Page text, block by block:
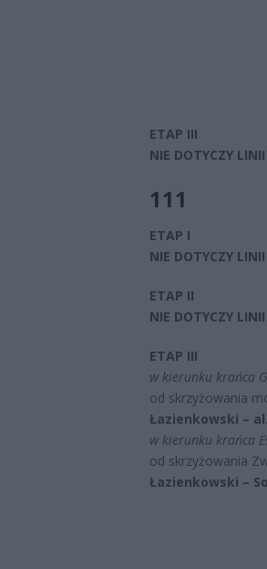
ETAP III
NIE DOTYCZY
111
ETAP I
NIE DOTYCZY
ETAP II
NIE DOTYCZY
ETAP III
w kierunku krańca
od skrzyżowania
Łazienkowski –
w kierunku krańca
od skrzyżowania
Łazienkowski –